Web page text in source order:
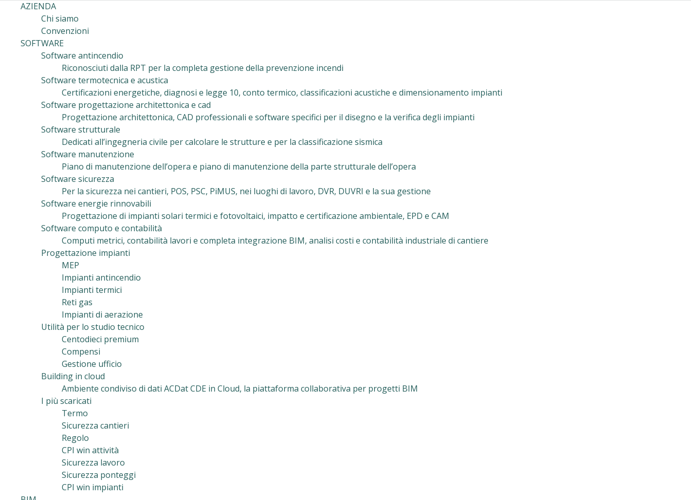
AZIENDA
Chi siamo
Convenzioni
SOFTWARE
Software antincendio
Riconosciuti dalla RPT per la completa gestione della prevenzione incendi
Software termotecnica e acustica
Certificazioni energetiche, diagnosi e legge 10, conto termico, classificazioni acustiche e dimensionamento impianti
Software progettazione architettonica e cad
Progettazione architettonica, CAD professionali e software specifici per il disegno e la verifica degli impianti
Software strutturale
Dedicati all’ingegneria civile per calcolare le strutture e per la classificazione sismica
Software manutenzione
Piano di manutenzione dell’opera e piano di manutenzione della parte strutturale dell’opera
Software sicurezza
Per la sicurezza nei cantieri, POS, PSC, PiMUS, nei luoghi di lavoro, DVR, DUVRI e la sua gestione
Software energie rinnovabili
Progettazione di impianti solari termici e fotovoltaici, impatto e certificazione ambientale, EPD e CAM
Software computo e contabilità
Computi metrici, contabilità lavori e completa integrazione BIM, analisi costi e contabilità industriale di cantiere
Progettazione impianti
MEP
Impianti antincendio
Impianti termici
Reti gas
Impianti di aerazione
Utilità per lo studio tecnico
Centodieci premium
Compensi
Gestione ufficio
Building in cloud
Ambiente condiviso di dati ACDat CDE in Cloud, la piattaforma collaborativa per progetti BIM
I più scaricati
Termo
Sicurezza cantieri
Regolo
CPI win attività
Sicurezza lavoro
Sicurezza ponteggi
CPI win impianti